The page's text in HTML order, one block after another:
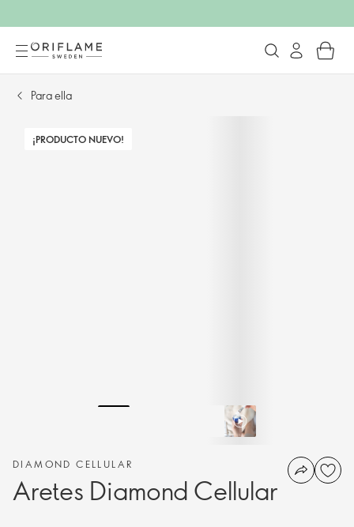
Para ella
¡PRODUCTO NUEVO!
DIAMOND CELLULAR
Aretes Diamond Cellular